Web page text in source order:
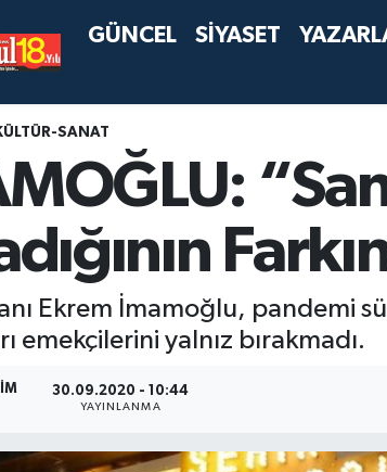
GÜNCEL SİYASET
SANAT
Ekrem İmamoğlu, pandemi
emekçilerini yalnız bırakmadı.
30.09.2020 - 10:44
YAYINLANMA